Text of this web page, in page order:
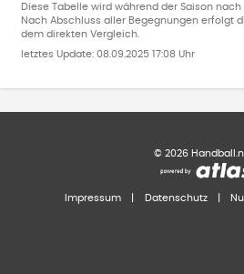
Diese Tabelle wird während der Saison
Nach Abschluss aller Begegnungen erfolgt
dem direkten Vergleich.
letztes Update: 08.09.2025 17:08 Uhr
© 2026
Impressum Datenschutz